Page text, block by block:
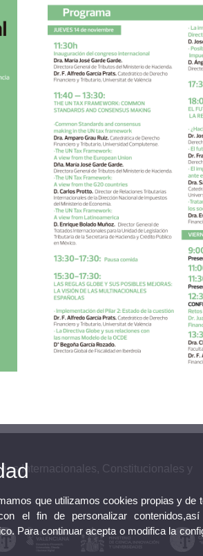
Internacionales, Constitucionales y
que utilizamos cookies propias y de
el fin de personalizar contenidos,así
Para continuar acepta o modifica la